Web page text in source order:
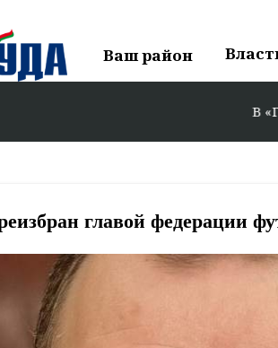
Ваш район
В
главой федерации